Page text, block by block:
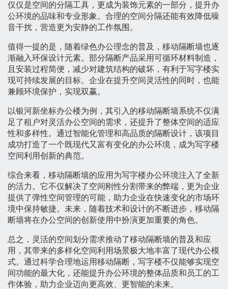
仅仅是空间的分隔工具，更成为装饰元素的一部分，提升办
公环境的品味和专业形象。合理的空间分隔还能有效降低噪
音干扰，营造更为安静的工作氛围。
值得一提的是，随着绿色办公理念的普及，移动隔断墙也逐
渐融入环保设计元素。部分隔断产品采用可循环材料制造，
且安装过程简便，减少对建筑结构的破坏，有利于写字楼实
现可持续发展的目标。企业在提升空间灵活性的同时，也能
兼顾环境保护，实现双赢。
以银河新坐标办公楼为例，其引入的移动隔断墙系统不仅满
足了租户对灵活办公空间的需求，还提升了整体空间的适应
性和多样性。通过智能化管理和高品质的隔断设计，该项目
成功打造了一个既现代又富有变化的办公环境，成为写字楼
空间利用创新的典范。
综合来看，移动隔断墙的应用为写字楼办公环境注入了全新
的活力。它不仅解决了空间刚性分割带来的弊端，更为企业
提供了弹性空间管理的可能，助力企业在快速变化的市场环
境中保持敏捷。未来，随着技术和设计的不断进步，移动隔
断墙将在办公空间的创新使用中扮演更加重要的角色。
总之，灵活的空间划分需求推动了移动隔断墙的普及和应
用，其带来的多样化空间利用场景极大地丰富了现代办公模
式。通过科学合理地运用移动隔断，写字楼不仅能够实现空
间功能的最大化，还能提升办公环境的整体品质和员工的工
作体验，助力企业迈向更高效、更智能的未来。